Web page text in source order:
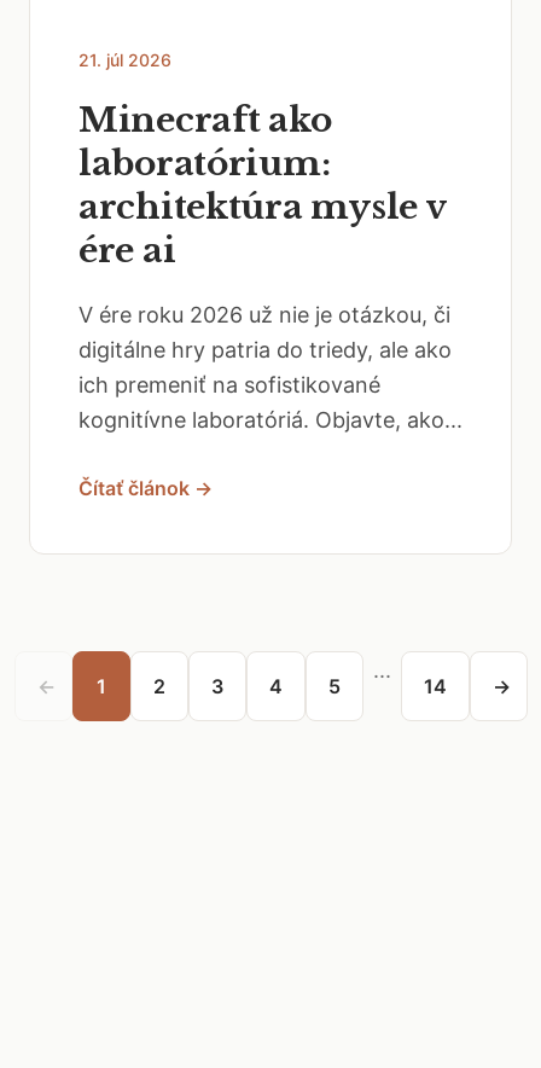
21. júl 2026
Minecraft ako
laboratórium:
architektúra mysle v
ére ai
V ére roku 2026 už nie je otázkou, či
digitálne hry patria do triedy, ale ako
ich premeniť na sofistikované
kognitívne laboratóriá. Objavte, ako...
Čítať článok →
← 1 2 3 4 5
...
14 →